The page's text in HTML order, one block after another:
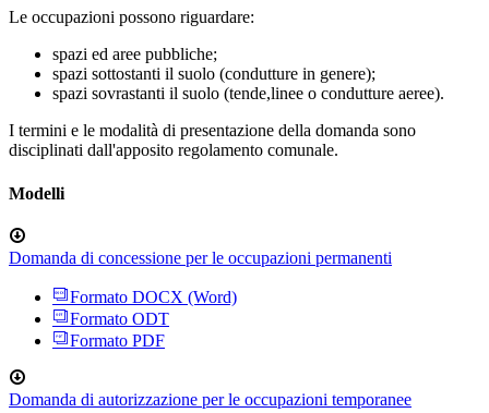
Le occupazioni possono riguardare:
spazi ed aree pubbliche;
spazi sottostanti il suolo (condutture in genere);
spazi sovrastanti il suolo (tende,linee o condutture aeree).
I termini e le modalità di presentazione della domanda sono
disciplinati dall'apposito regolamento comunale.
Modelli
Domanda di concessione per le occupazioni permanenti
Formato DOCX (Word)
Formato ODT
Formato PDF
Domanda di autorizzazione per le occupazioni temporanee